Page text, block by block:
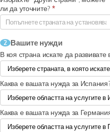
ли да уточните? *
2 Вашите нужди
В коя страна искате да
Каква е вашата нужда за
Каква е вашата нужда за